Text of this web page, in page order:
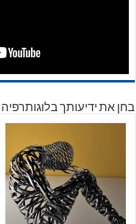
בחן את ידיעותך בלוגותרפיה